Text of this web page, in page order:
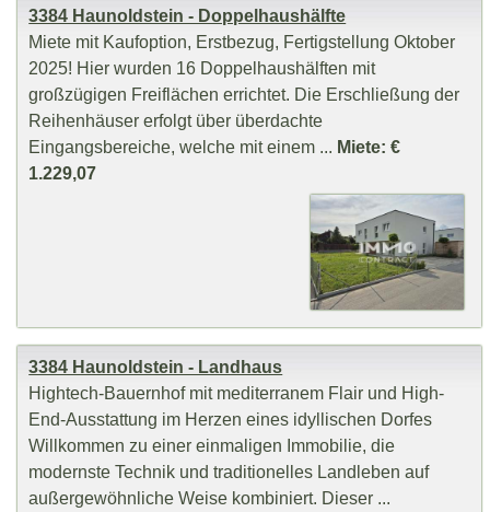
3384 Haunoldstein - Doppelhaushälfte
Miete mit Kaufoption, Erstbezug, Fertigstellung Oktober
2025! Hier wurden 16 Doppelhaushälften mit
großzügigen Freiflächen errichtet. Die Erschließung der
Reihenhäuser erfolgt über überdachte
Eingangsbereiche, welche mit einem ... Miete: €
1.229,07
3384 Haunoldstein - Landhaus
Hightech-Bauernhof mit mediterranem Flair und High-
End-Ausstattung im Herzen eines idyllischen Dorfes
Willkommen zu einer einmaligen Immobilie, die
modernste Technik und traditionelles Landleben auf
außergewöhnliche Weise kombiniert. Dieser ...